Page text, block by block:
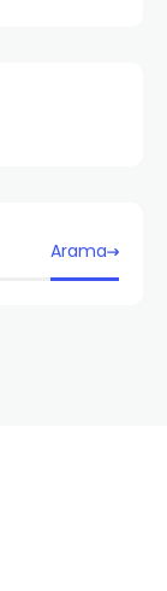
Arama